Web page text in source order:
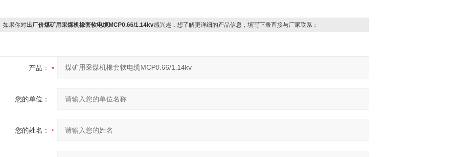
如果你对出厂价煤矿用采煤机橡套软电缆MCP0.66/1.14kv感兴趣，想了解更详细的产品信息，填写下表直接与厂家联系：
产品：
您的单位：
您的姓名：